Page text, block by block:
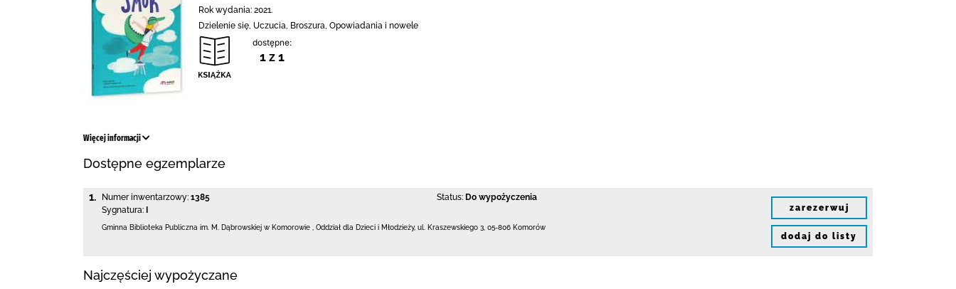
Rok wydania: 2021.
Dzielenie się, Uczucia, Broszura, Opowiadania i nowele
dostępne:
1 z 1
Więcej informacji
Dostępne egzemplarze
1. Numer inwentarzowy: 1385
Sygnatura:
Status: Do wypożyczenia
Gminna Biblioteka Publiczna im. M. Dąbrowskiej w Komorowie Oddział dla Dzieci i Młodzieży, ul. Kraszewskiego 3 05-806 Komorów
zarezerwuj
dodaj do listy
Najczęściej wypożyczane